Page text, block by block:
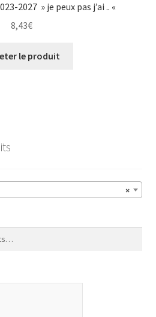
2027 » je peux pas j’ai .. «
8,43€
le produit
×